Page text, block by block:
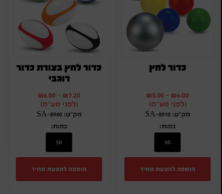
כדור לחץ
₪6.00
-
₪5.00
(לפני מע"מ)
מק"ט: SA-8910
כמות:
הוספה להצעת מחיר
כדור לחץ בצורת כדור
רוגבי
₪7.20
-
₪6.00
(לפני מע"מ)
מק"ט: SA-8940
כמות:
הוספה להצעת מחיר